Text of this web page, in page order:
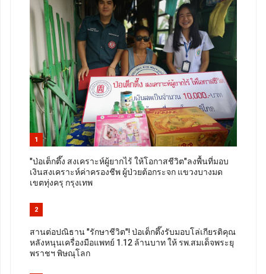
1
"ป่อเต็กตึ๊ง สงเคราะห์ผู้ยากไร้ ให้โอกาสชีวิต"ลงพื้นที่มอบ
เงินสงเคราะห์ค่าครองชีพ ผู้ป่วยต้อกระจก แขวงบางมด
เขตทุ่งครุ กรุงเทพ
2
สานต่อปณิธาน "รักษาชีวิต"! ป่อเต็กตึ๊งรับมอบโล่เกียรติคุณ
หลังหนุนเครื่องมือแพทย์ 1.12 ล้านบาท ให้ รพ.สมเด็จพระยุ
พราชฯ พิษณุโลก